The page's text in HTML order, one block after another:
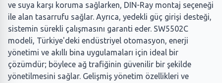
ve suya karşı koruma sağlarken, DIN-Ray montaj seçeneği
ile alan tasarrufu sağlar. Ayrıca, yedekli güç girişi desteği,
sistemin sürekli çalışmasını garanti eder. SW5502C
modeli, Türkiye'deki endüstriyel otomasyon, enerji
yönetimi ve akıllı bina uygulamaları için ideal bir
çözümdür; böylece ağ trafiğinin güvenilir bir şekilde
yönetilmesini sağlar. Gelişmiş yönetim özellikleri ve